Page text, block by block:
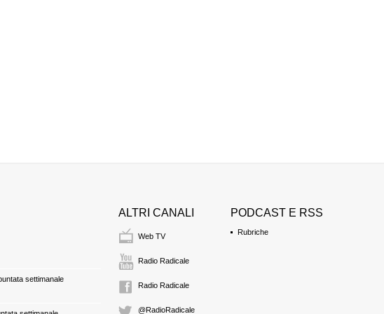
settimanale
ALTRI CANALI
Web TV
Radio Radicale
Radio Radicale
@RadioRadicale
PODCAST E RSS
Rubriche